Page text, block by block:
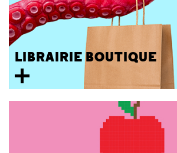
LIBRAIRIE BOUTIQUE